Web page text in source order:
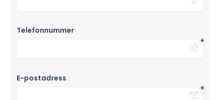
Telefonnummer
E-postadress